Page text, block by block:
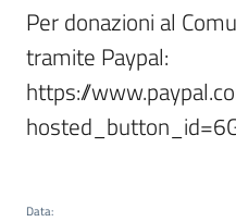
Rio
line
Per donazioni al
tramite Paypal:
https://
Data: